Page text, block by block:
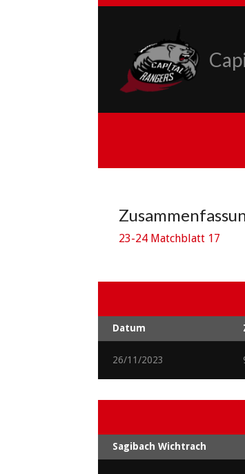
Capital
23-24 Matchblatt 17
Datum
26/11/2023
Sagibach Wichtrach